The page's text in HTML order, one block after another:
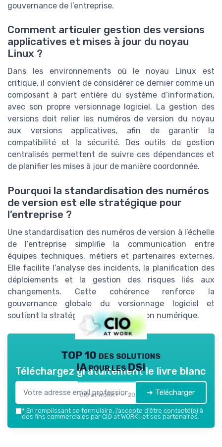
gouvernance de l’entreprise.
Comment articuler gestion des versions
applicatives et mises à jour du noyau
Linux ?
Dans les environnements où le noyau Linux est
critique, il convient de considérer ce dernier comme un
composant à part entière du système d’information,
avec son propre versionnage logiciel. La gestion des
versions doit relier les numéros de version du noyau
aux versions applicatives, afin de garantir la
compatibilité et la sécurité. Des outils de gestion
centralisés permettent de suivre ces dépendances et
de planifier les mises à jour de manière coordonnée.
Pourquoi la standardisation des numéros
de version est elle stratégique pour
l’entreprise ?
Une standardisation des numéros de version à l’échelle
de l’entreprise simplifie la communication entre
équipes techniques, métiers et partenaires externes.
Elle facilite l’analyse des incidents, la planification des
déploiements et la gestion des risques liés aux
changements. Cette cohérence renforce la
gouvernance globale du versionnage logiciel et
soutient la stratégie de transformation numérique.
TOP 10 des solutions
IA pour les DSI
CIO at WORK ! — 2026
Téléchargez gratuitement le livre blanc
➔ Télécharger
* En remplissant ce formulaire, j’accepte d’être contacté(e) à
des fins commerciales par CIO at WORK ! et ses partenaires.